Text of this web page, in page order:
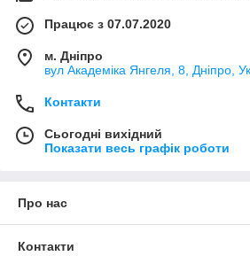
Працює з 07.07.2020
м. Дніпро
вул Академіка Янгеля, 8, Дніпро,
Контакти
Сьогодні вихідний
Показати весь графік роботи
Про нас
Контакти